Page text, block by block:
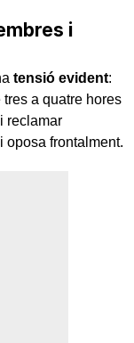
i
tensió evident:
a quatre hores
reclamar
oposa frontalment.